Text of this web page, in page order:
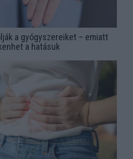
a gyógyszereiket – emiatt
a hatásuk